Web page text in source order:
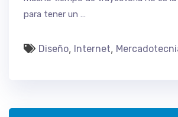
para tener un …
Diseño, Internet,